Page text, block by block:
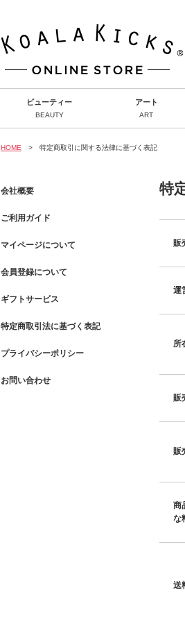
ビューティー
BEAUTY
アート
ART
HOME > 特定商取引に関する法律に基づく表記
会社概要
ご利用ガイド
マイページについて
会員登録について
ギフトサービス
特定商取引法に基づく表記
プライバシーポリシー
お問い合わせ
特
販
運
所
販
販
商
な
送